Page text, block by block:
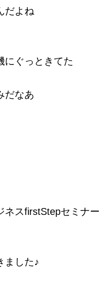
だよね
にぐっときてた
だなあ
ネスfirstStepセミナー
ました♪